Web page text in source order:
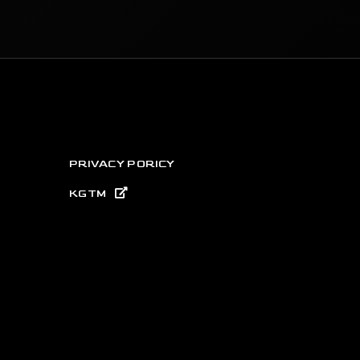
PRIVACY PORICY
KGTM